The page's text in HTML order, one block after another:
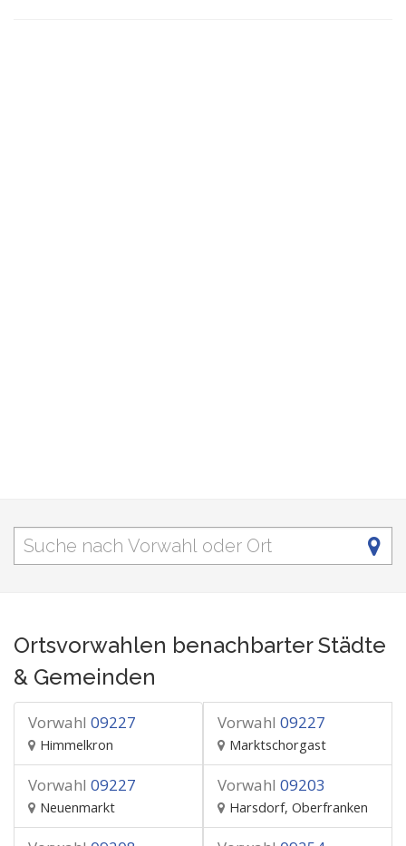
Ortsvorwahlen benachbarter Städte
& Gemeinden
Vorwahl 09227
Himmelkron
Vorwahl 09227
Marktschorgast
Vorwahl 09227
Neuenmarkt
Vorwahl 09203
Harsdorf, Oberfranken